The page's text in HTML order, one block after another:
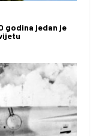
godina jedan je